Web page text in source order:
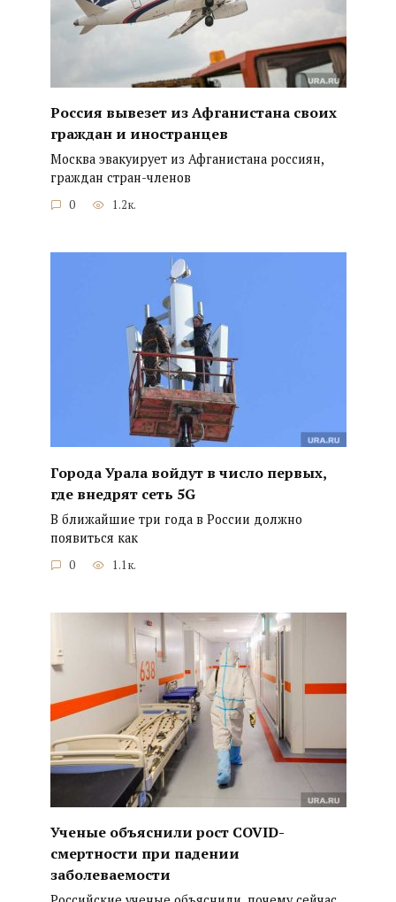
Россия вывезет из Афганистана своих
граждан и иностранцев
Москва эвакуирует из Афганистана россиян,
граждан стран-членов
0 1.2к.
Города Урала войдут в число первых,
где внедрят сеть 5G
В ближайшие три года в России должно
появиться как
0 1.1к.
Ученые объяснили рост COVID-
смертности при падении
заболеваемости